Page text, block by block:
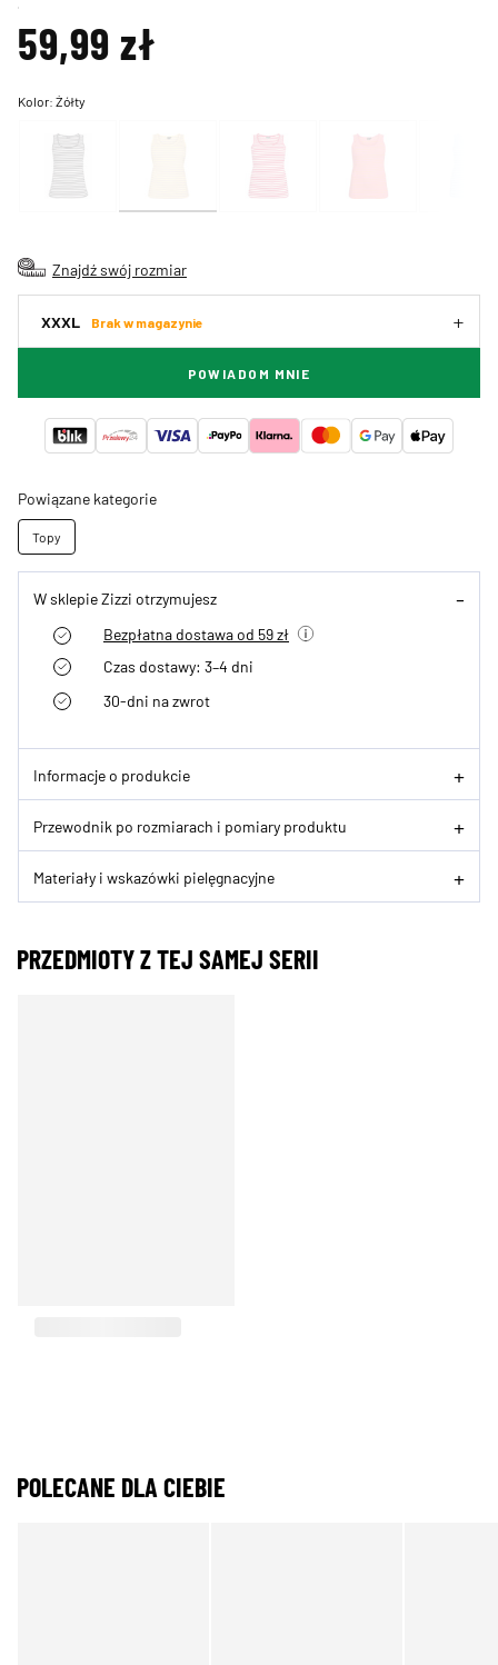
59,99 zł
Kolor:Żółty
Znajdź swój rozmiar
XXXL Brak w magazynie
POWIADOM MNIE
Powiązane kategorie
Topy
W sklepie Zizzi otrzymujesz
Bezpłatna dostawa od 59 zł
Czas dostawy: 3–4 dni
30-dni na zwrot
Informacje o produkcie
Przewodnik po rozmiarach i pomiary produktu
Materiały i wskazówki pielęgnacyjne
PRZEDMIOTY Z TEJ SAMEJ SERII
POLECANE DLA CIEBIE